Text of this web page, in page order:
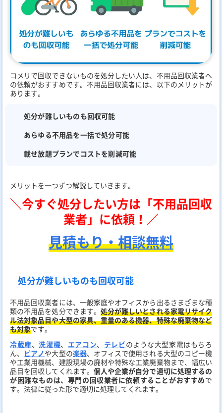
コメリで回収できないものを処分したい人は、不用品回収業者へ
の依頼がおすすめです。不用品回収業者には、以下のメリットが
あります。
処分が難しいものも回収可能
あらゆる不用品を一括で処分可能
載せ放題プランでコストを削減可能
メリットを一つずつ解説していきます。
＼今すぐ処分したい方は「不用品回収
業者」に依頼！／
見積もり・相談無料
処分が難しいものも回収可能
不用品回収業者には、一般家庭やオフィスから出るさまざまな種
類の不用品を処分できます。 処分が難しいとされる家電リサイク
ル法対象品目や大型の家具、重量のある機器、特殊な廃棄物など
も対象です。
冷蔵庫、洗濯機、 エアコン、 テレビのような大型家電はもちろ
ん、 ピアノや大型の楽器、オフィスで使用される大型のコピー機
や工業用機械、建設現場の廃材や特殊な工業廃棄物まで、幅広い
品目を回収してくれます。 個人や企業が自分で適切に処理するの
が困難なものは、専門の回収業者に依頼することがおすすめで
す。法律に従った形で適切に処理してくれます。